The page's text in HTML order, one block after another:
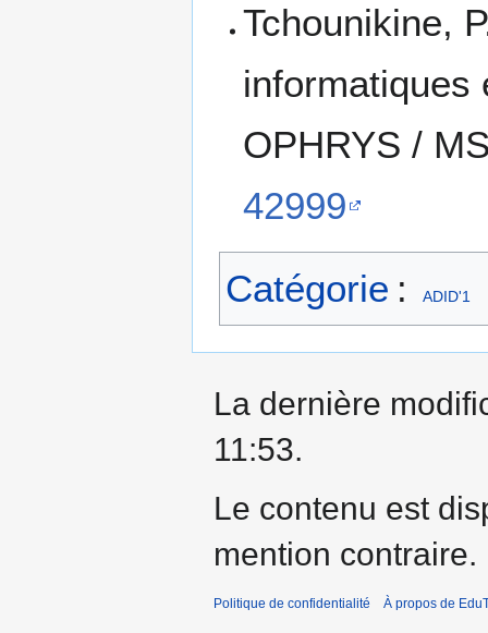
Tchounikine,
informatiques
OPHRYS /
42999
Catégorie : ADID'1
La dernière
11:53.
Le contenu est
mention contraire.
Politique de confidentialité À propos de